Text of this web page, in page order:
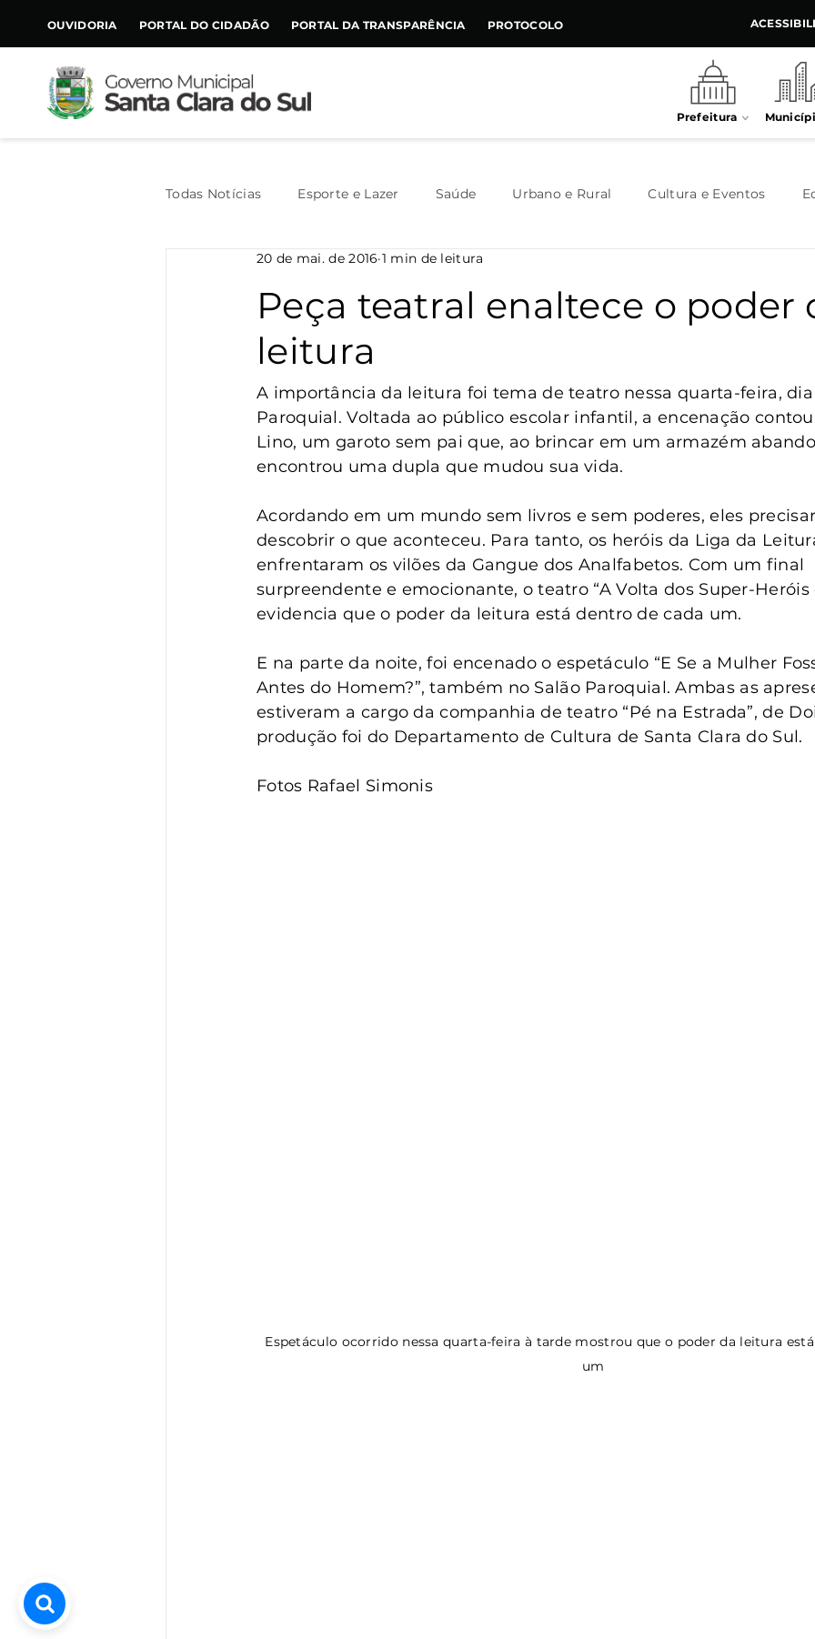
CONTEÚDO
OUVIDORIA PORTAL DO CIDADÃO PORTAL DA TRANSPARÊNCIA PROTOCOLO
Prefeitura
Todas Notícias Esporte e Lazer Saúde Urbano e Rural Cultura e Eventos
Assistência Social Geral Meio Ambiente
Agricultura
Vigilância Turismo Santa Clara do Sul Conselho Tutelar
Peça teatral enaltece o poder
leitura
20 de mai. de 2016 1 min de leitura
A importância da leitura foi tema de teatro nessa quarta-feira, dia
Paroquial. Voltada ao público escolar infantil, a encenação
Lino, um garoto sem pai que, ao brincar em um armazém
encontrou uma dupla que mudou sua vida.
Acordando em um mundo sem livros e sem poderes, eles
descobrir o que aconteceu. Para tanto, os heróis da Liga da
enfrentaram os vilões da Gangue dos Analfabetos. Com um final
surpreendente e emocionante, o teatro “A Volta dos Super-Heróis
evidencia que o poder da leitura está dentro de cada um.
E na parte da noite, foi encenado o espetáculo “E Se a Mulher
Antes do Homem?”, também no Salão Paroquial. Ambas as
estiveram a cargo da companhia de teatro “Pé na Estrada”, de
produção foi do Departamento de Cultura de Santa Clara do Sul.
Fotos Rafael Simonis
Espetáculo ocorrido nessa quarta-feira à tarde mostrou que o poder da leitura
um